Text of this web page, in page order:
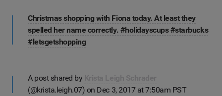
Christmas shopping with Fiona today. At least they
spelled her name correctly. #holidayscups #starbucks
#letsgetshopping
A post shared by
(@krista.leigh.07) on Dec 3, 2017 at 7:50am PST